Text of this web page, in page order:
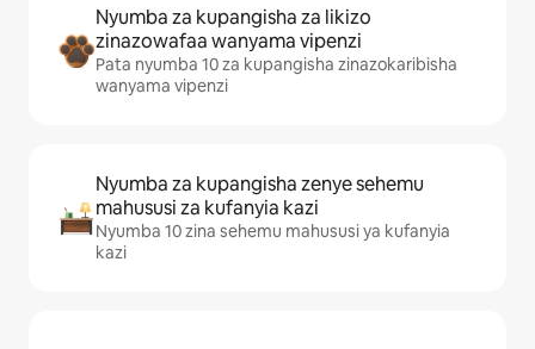
Nyumba za kupangisha za likizo
zinazowafaa wanyama vipenzi
Pata nyumba 10 za kupangisha zinazokaribisha
wanyama vipenzi
Nyumba za kupangisha zenye sehemu
mahususi za kufanyia kazi
Nyumba 10 zina sehemu mahususi ya kufanyia
kazi